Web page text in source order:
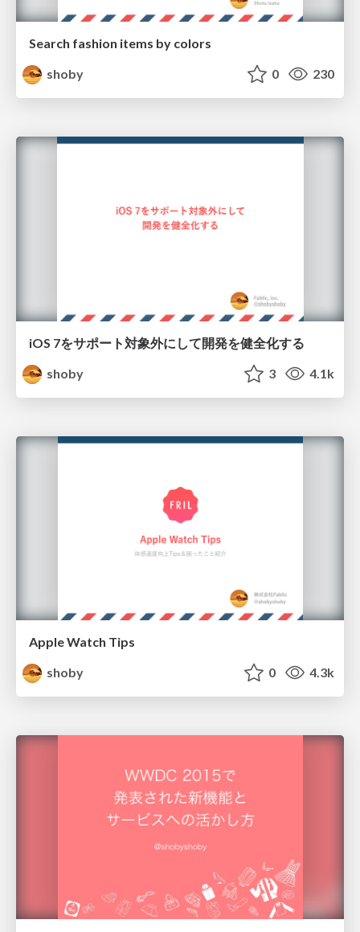
Search fashion items by colors
shoby
0 230
iOS 7をサポート対象外にして開発を健全化する
shoby
3 4.1k
Apple Watch Tips
shoby
0 4.3k